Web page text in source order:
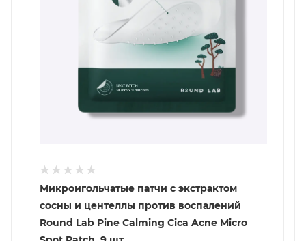
Микроигольчатые патчи с экстрактом
сосны и центеллы против воспалений
Round Lab Pine Calming Cica Acne Micro